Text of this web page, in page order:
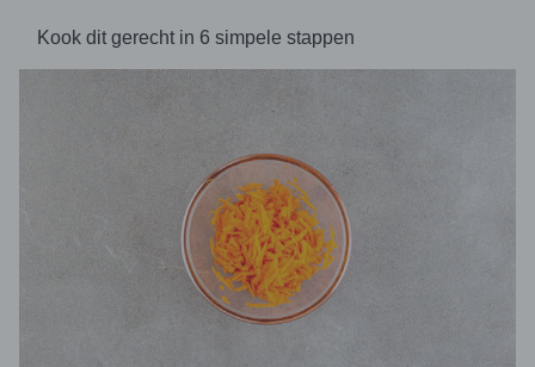
Kook dit gerecht in 6 simpele stappen